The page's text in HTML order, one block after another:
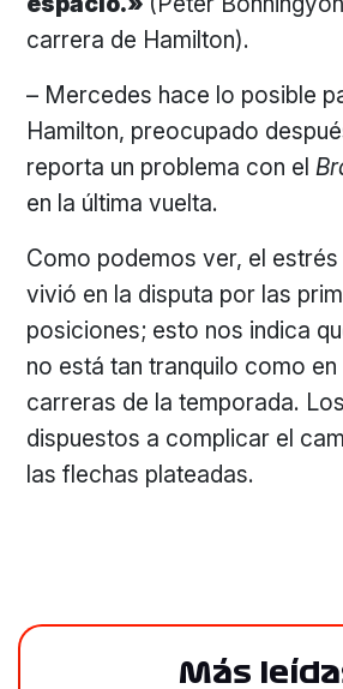
carrera de Hamilton).
– Mercedes hace lo posible
Hamilton, preocupado
reporta un problema con el
en la última vuelta.
Como podemos ver, el
vivió en la disputa por las
posiciones; esto nos indica
no está tan tranquilo como
carreras de la temporada.
dispuestos a complicar el
las flechas plateadas.
Más